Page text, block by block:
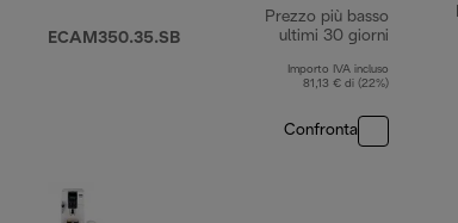
ECAM350.35.SB
Prezzo più basso
ultimi 30 giorni
Importo IVA incluso
81,13 € di (22%)
Confronta